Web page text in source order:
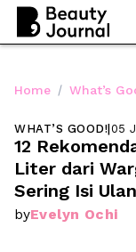
Home / What’s
WHAT’S GOOD!|05
12
Liter dari
Sering Isi
byEvelyn Ochi